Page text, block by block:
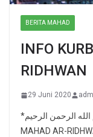
BERITA MAHAD
INFO
RIDHWAN
29 Juni 2020
*بسم الله الرحمن الرحيم.* ? INFO IBADAH KURBAN 1441 H
MAHAD AR-